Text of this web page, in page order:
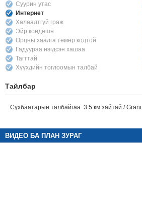
Суурин утас
Интернет
Халаалтгүй граж
Эйр кондешн
Орцны хаалга төмөр кодтой
Гадуураа нэгдсэн хашаа
Тагттай
Хүүхдийн тоглоомын талбай
Тайлбар
Сүхбаатарын талбайгаа 3.5 км зайтай /
ВИДЕО БА ПЛАН ЗУРАГ